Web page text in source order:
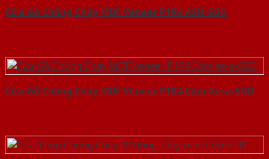
Cửa Gỗ Chống Cháy MDF Veneer P1R2 ASH-SGD
Cửa Gỗ Chống Cháy MDF Veneer P1R4 Căm Xe-a-SGD